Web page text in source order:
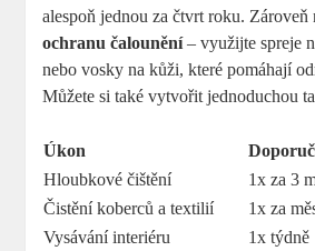
alespoň jednou za čtvrt roku. Zároveň
ochranu čalounění– využijte spreje
nebo vosky na kůži, které pomáhají
Můžete si také vytvořit jednoduchou
Úkon
Hloubkové čištění
1x za 3
Čistění koberců a textilií
1x za
Vysávání interiéru
1x týdně